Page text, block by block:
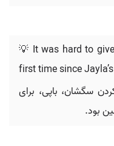
💡 It was hard to
first time since
سگشان، باپی، برای
بود.